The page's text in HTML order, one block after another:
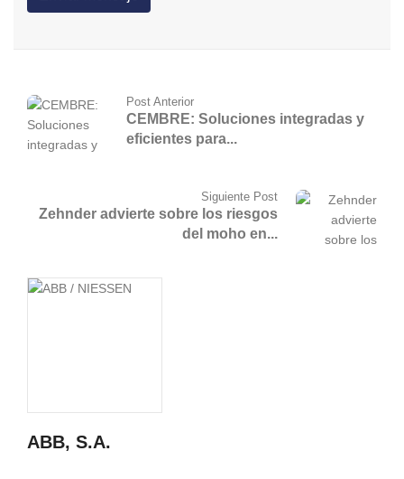
Post Anterior
CEMBRE: Soluciones integradas y
eficientes para...
Siguiente Post
Zehnder advierte sobre los riesgos
del moho en...
ABB, S.A.